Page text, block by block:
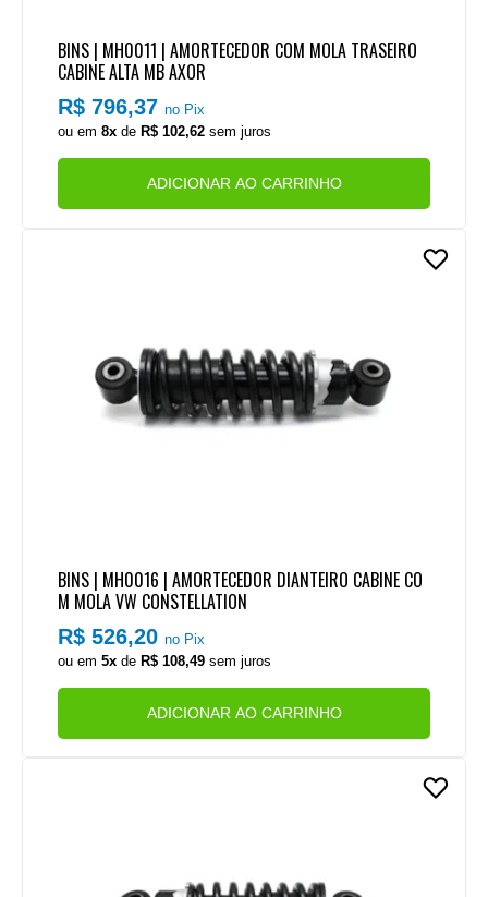
BINS | MH0011 | AMORTECEDOR COM MOLA TRASEIRO
CABINE ALTA MB AXOR
R$ 796,37no Pix
ou em8x de R$ 102,62 sem juros
ADICIONAR AO CARRINHO
BINS | MH0016 | AMORTECEDOR DIANTEIRO CABINE CO
M MOLA VW CONSTELLATION
R$ 526,20no Pix
ou em5x de R$ 108,49 sem juros
ADICIONAR AO CARRINHO